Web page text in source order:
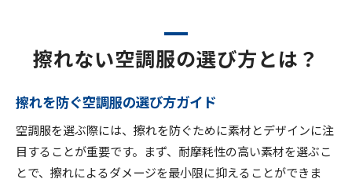
擦れない空調服の選び方とは？
擦れを防ぐ空調服の選び方ガイド
空調服を選ぶ際には、擦れを防ぐために素材とデザインに注
目することが重要です。まず、耐摩耗性の高い素材を選ぶこ
とで、擦れによるダメージを最小限に抑えることができま